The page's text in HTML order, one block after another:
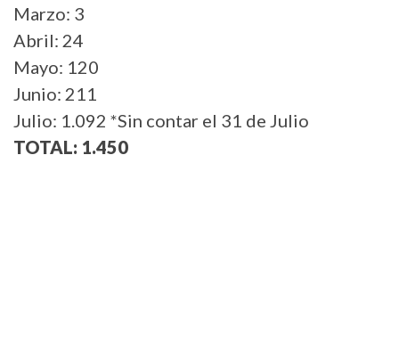
Marzo: 3
Abril: 24
Mayo: 120
Junio: 211
Julio: 1.092 *Sin contar el 31 de Julio
TOTAL: 1.450